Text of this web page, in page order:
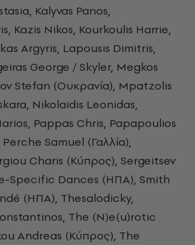
Kalyvas Panos,
Kazis Nikos, Kourkoulis Harrie,
Argyris, Lapousis Dimitris,
George / Skyler, Megkos
Stefan (Ουκρανία), Mpatzolis
Nikolaidis Leonidas,
Pappas Chris, Papapoulios
Samuel (Γαλλία),
Charis (Κύπρος), Sergeitsev
Specific Dances (ΗΠΑ), Smith
(ΗΠΑ), Thesalodicky,
The (N)e(u)rotic
Andreas (Κύπρος), The